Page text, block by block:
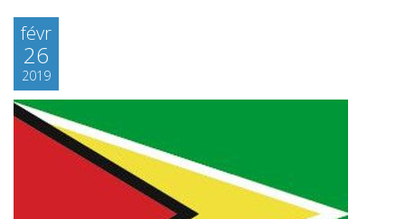
févr
26
2019